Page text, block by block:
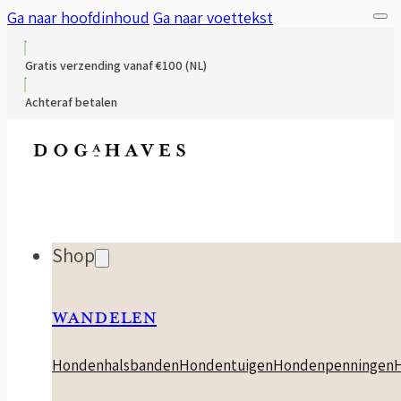
Ga naar hoofdinhoud Ga naar voettekst
Gratis verzending vanaf €100 (NL)
Achteraf betalen
Shop
WANDELEN
HondenhalsbandenHondentuigenHondenpenningen